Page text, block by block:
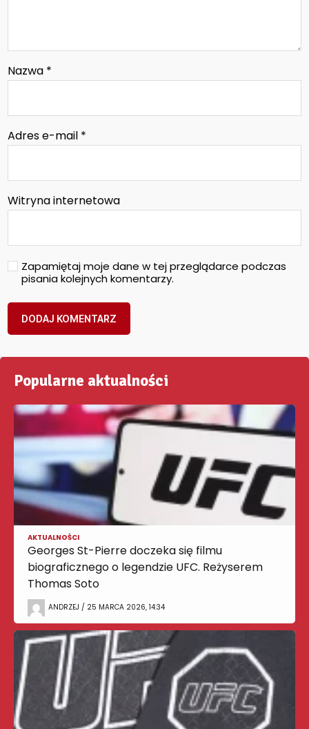
Nazwa *
Adres e-mail *
Witryna internetowa
Zapamiętaj moje dane w tej przeglądarce podczas
pisania kolejnych komentarzy.
Popularne aktualności
AKTUALNOŚCI
Georges St-Pierre doczeka się filmu
biograficznego o legendzie UFC. Reżyserem
Thomas Soto
ANDRZEJ / 25 MARCA 2026, 14:34